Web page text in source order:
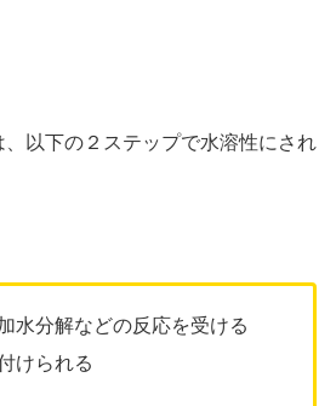
以下の２ステップで水溶性にされ
水分解などの反応を受ける
けられる